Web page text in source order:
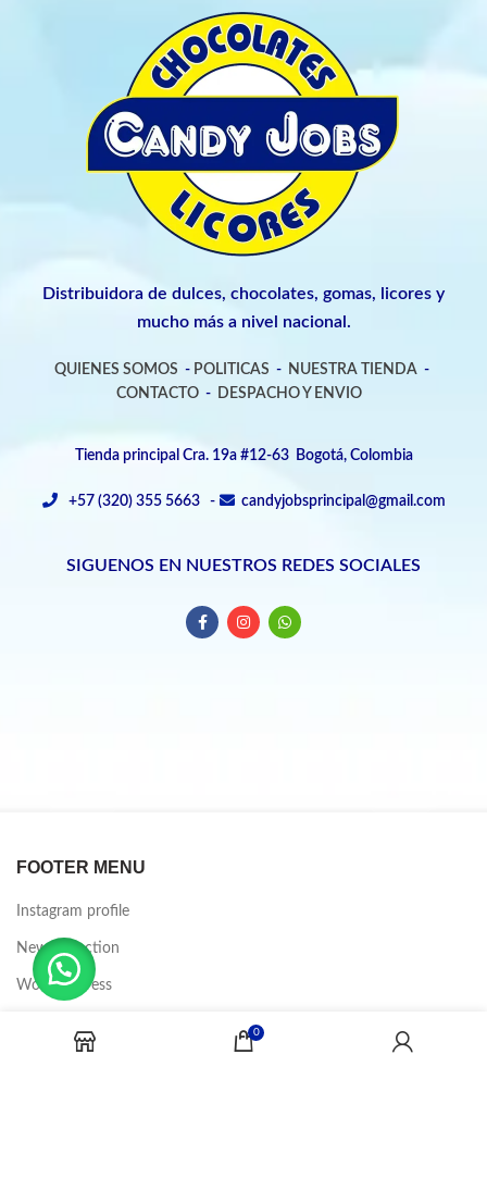
Distribuidora de dulces, chocolates, gomas, licores y
mucho más a nivel nacional.
QUIENES SOMOS - POLITICAS - NUESTRA TIENDA -
CONTACTO- DESPACHO Y ENVIO
Tienda principal Cra. 19a #12-63 Bogotá, Colombia
+57 (320) 355 5663 - candyjobsprincipal@gmail.com
SIGUENOS EN NUESTROS REDES SOCIALES
FOOTER MENU
Instagram profile
New Collection
Woman Dress
0